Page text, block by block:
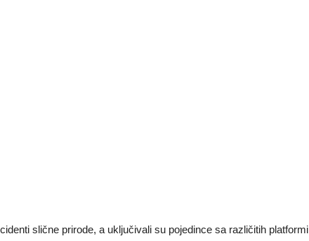
slične prirode, a uključivali su pojedince sa različitih platformi